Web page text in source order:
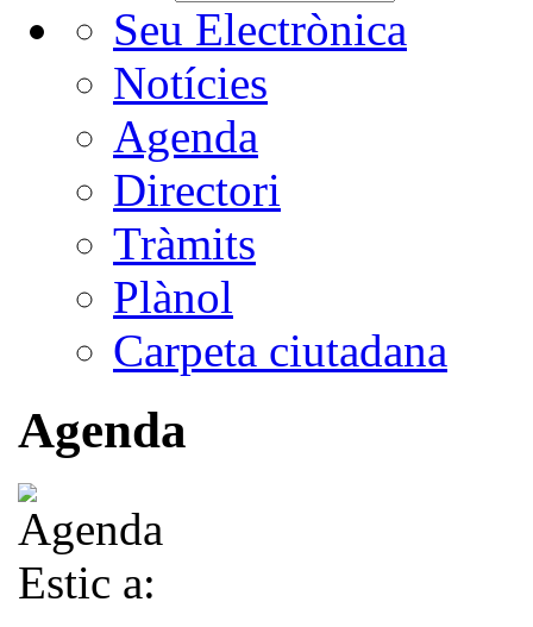
Seu Electrònica
Notícies
Agenda
Directori
Tràmits
Plànol
Carpeta ciutadana
Agenda
Estic a: